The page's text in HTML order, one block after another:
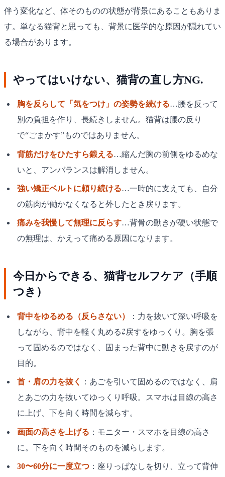
伴う変化など、体そのものの状態が背景にあることもありま
す。単なる猫背と思っても、背景に医学的な原因が隠れてい
る場合があります。
やってはいけない、猫背の直し方NG.
胸を反らして「気をつけ」の姿勢を続ける…腰を反って
別の負担を作り、長続きしません。猫背は腰の反り
で“ごまかす”ものではありません。
背筋だけをひたすら鍛える…縮んだ胸の前側をゆるめな
いと、アンバランスは解消しません。
強い矯正ベルトに頼り続ける…一時的に支えても、自分
の筋肉が働かなくなると外したとき戻ります。
痛みを我慢して無理に反らす…背骨の動きが硬い状態で
の無理は、かえって痛める原因になります。
今日からできる、猫背セルフケア（手順
つき）
背中をゆるめる（反らさない）
：力を抜いて深い呼吸を
しながら、背中を軽く丸める⇄戻すをゆっくり。胸を張
って固めるのではなく、固まった背中に動きを戻すのが
目的。
首・肩の力を抜く
：あごを引いて固めるのではなく、肩
とあごの力を抜いてゆっくり呼吸。スマホは目線の高さ
に上げ、下を向く時間を減らす。
画面の高さを上げる ：モニター・スマホを目線の高さ
に。下を向く時間そのものを減らします。
30〜60分に一度立つ：座りっぱなしを切り、立って背伸